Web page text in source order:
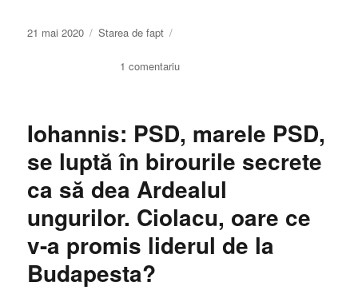
Publicat
21 mai 2020 Categorii
Starea de fapt
1 comentariula
după
CNCD,
Olguţa
Vasilescu
are
libertatea
exprimare,
Iohannis: PSD, marele PSD,
se luptă în birourile secrete
ca să dea Ardealul
ungurilor. Ciolacu, oare ce
v-a promis liderul de la
Budapesta?